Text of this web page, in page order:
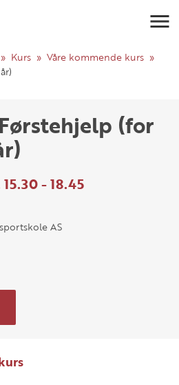
Kurs
Våre kommende kurs
(for
- 18.45
AS